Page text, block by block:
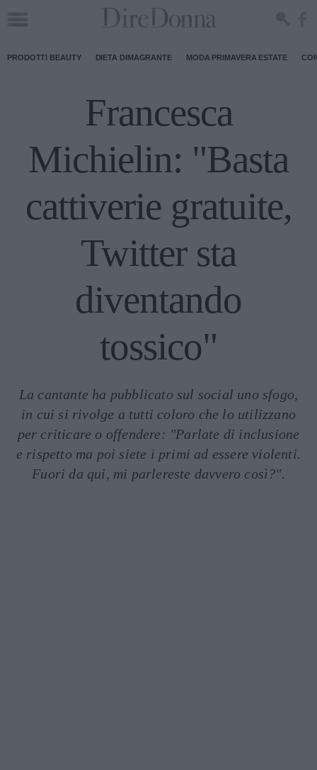
PRODOTTI BEAUTY DIETA DIMAGRANTE MODA PRIMAVERA ESTATE
Francesca
Michielin: "Basta
cattiverie gratuite,
Twitter sta
diventando
tossico"
La cantante ha pubblicato sul social uno sfogo,
in cui si rivolge a tutti coloro che lo utilizzano
per criticare o offendere: "Parlate di inclusione
e rispetto ma poi siete i primi ad essere violenti.
Fuori da qui, mi parlereste davvero così?".